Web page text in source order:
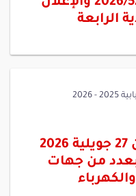
الرابعة
جلسة عامة يوم الإثنين 27 جويلية 2026
بعدد من جهات